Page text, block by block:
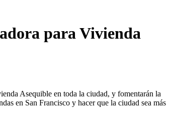
para Vivienda
Asequible en toda la ciudad, y fomentarán la
en San Francisco y hacer que la ciudad sea más